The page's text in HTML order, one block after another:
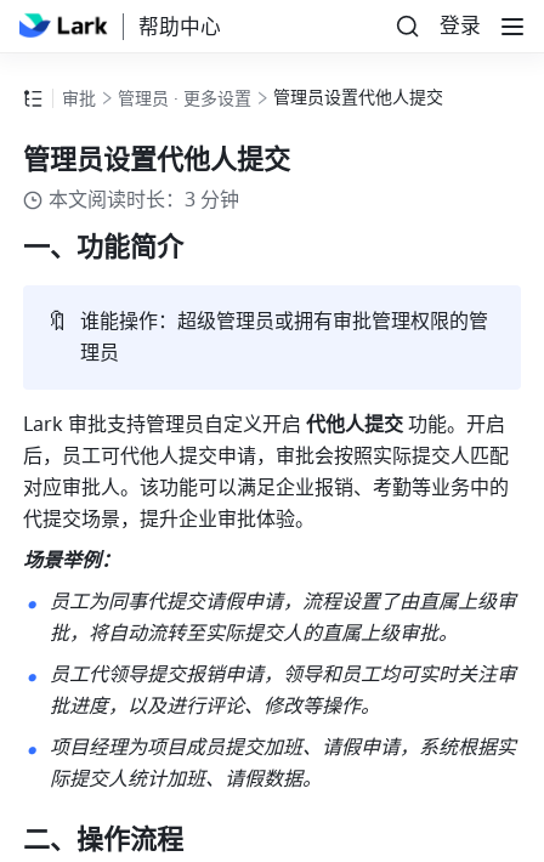
帮助中心 登录
审批 管理员 · 更多设置 管理员设置代他人提交
管理员设置代他人提交
本文阅读时长：3 分钟
一、功能简介
🔖 谁能操作：超级管理员或拥有审批管理权限的管
理员
Lark 审批支持管理员自定义开启 代他人提交 功能。开启
后，员工可代他人提交申请，审批会按照实际提交人匹配
对应审批人。该功能可以满足企业报销、考勤等业务中的
代提交场景，提升企业审批体验。
场景举例：
员工为同事代提交请假申请，流程设置了由直属上级审
批，将自动流转至实际提交人的直属上级审批。
员工代领导提交报销申请，领导和员工均可实时关注审
批进度，以及进行评论、修改等操作。
项目经理为项目成员提交加班、请假申请，系统根据实
际提交人统计加班、请假数据。
二、操作流程